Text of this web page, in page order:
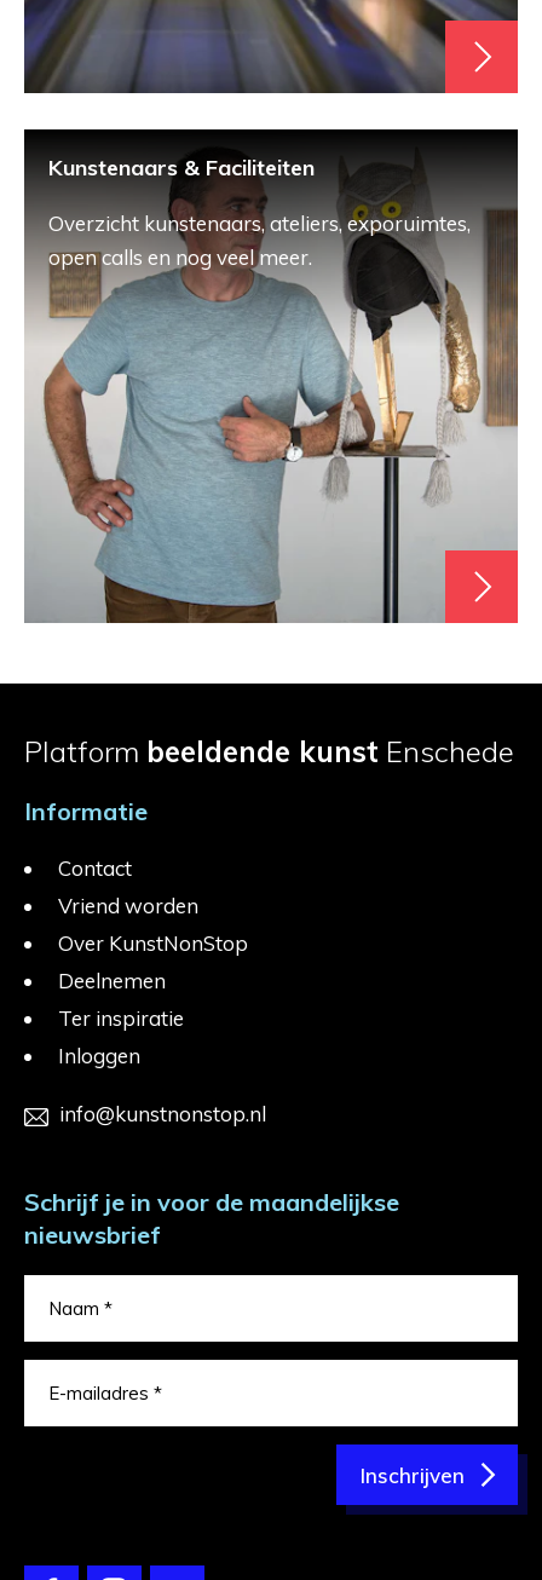
Kunstenaars & Faciliteiten
Overzicht kunstenaars, ateliers, exporuimtes,
open calls en nog veel meer.
Platform beeldende kunst Enschede
Informatie
Contact
Vriend worden
Over KunstNonStop
Deelnemen
Ter inspiratie
Inloggen
info@kunstnonstop.nl
Schrijf je in voor de maandelijkse
nieuwsbrief
Inschrijven